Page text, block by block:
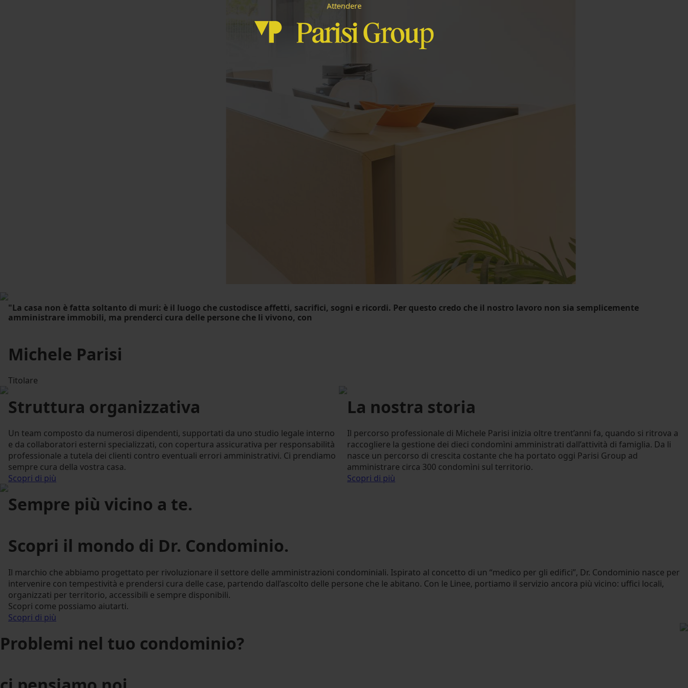
Attendere
"La casa non è fatta soltanto di muri: è il luogo che custodisce affetti, sacrifici, sogni e ricordi. Per questo credo che il nostro lavoro non sia semplicemente
amministrare immobili, ma prenderci cura delle persone che li vivono, con
Michele Parisi
Titolare
Struttura organizzativa
Un team composto da numerosi dipendenti, supportati da uno studio legale interno
e da collaboratori esterni specializzati, con copertura assicurativa per responsabilità
professionale a tutela dei clienti contro eventuali errori amministrativi. Ci prendiamo
sempre cura della vostra casa.
Scopri di più
La nostra storia
Il percorso professionale di Michele Parisi inizia oltre trent’anni fa, quando si ritrova a
raccogliere la gestione dei dieci condomìni amministrati dall’attività di famiglia. Da li
nasce un percorso di crescita costante che ha portato oggi Parisi Group ad
amministrare circa 300 condomìni sul territorio.
Scopri di più
Sempre più vicino a te.
Scopri il mondo di Dr. Condominio.
Il marchio che abbiamo progettato per rivoluzionare il settore delle amministrazioni condominiali. Ispirato al concetto di un “medico per gli edifici”, Dr. Condominio nasce per
intervenire con tempestività e prendersi cura delle case, partendo dall’ascolto delle persone che le abitano. Con le Linee, portiamo il servizio ancora più vicino: uffici locali,
organizzati per territorio, accessibili e sempre disponibili.
Scopri come possiamo aiutarti.
Scopri di più
Problemi nel tuo condominio?